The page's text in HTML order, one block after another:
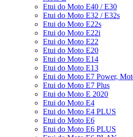
Etui do Moto E40 / E30
Etui do Moto E32 / E32s
Etui do Moto E22s
Etui do Moto E22i
Etui do Moto E22
Etui do Moto E20
Etui do Moto E14
Etui do Moto E13
Etui do Moto E7 Power,
Etui do Moto E7 Plus
Etui do Moto E 2020
Etui do Moto E4
Etui do Moto E4 PLUS
Etui do Moto E6
Etui do Moto E6 PLUS